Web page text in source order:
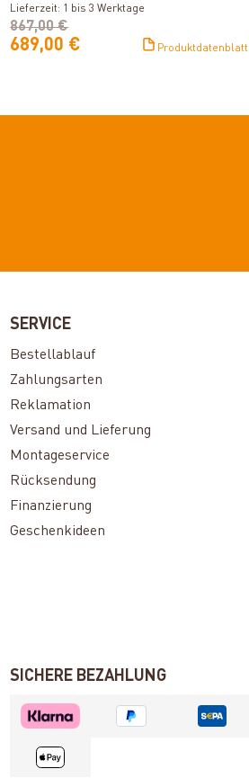
Lieferzeit: 1 bis 3 Werktage
689,00 €
867,00 €
Produktdatenblatt
SERVICE
Bestellablauf
Zahlungsarten
Reklamation
Versand und Lieferung
Montageservice
Rücksendung
Finanzierung
Geschenkideen
SICHERE BEZAHLUNG